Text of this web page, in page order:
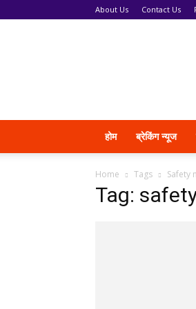
About Us Contact Us
होम ब्रेकिंग न्यूज
Home Tags Safety
Tag: